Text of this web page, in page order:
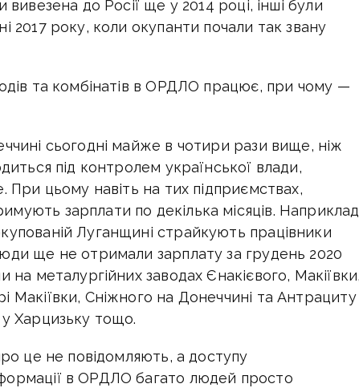
до Росії ще у 2014 році, інші були
2017 року, коли окупанти почали так звану
та комбінатів в ОРДЛО працює, при чому —
сьогодні майже в чотири рази вище, ніж
під контролем української влади,
цьому навіть на тих підприємствах,
зарплати по декілька місяців.
Луганщині страйкують працівники
ще не отримали зарплату за грудень 2020
металургійних заводах Єнакієвого, Макіївки,
Макіївки, Сніжного на Донеччині та Антрациту
Харцизьку тощо.
це не повідомляють, а доступу
в ОРДЛО багато людей просто